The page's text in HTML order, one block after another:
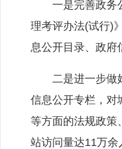
一是完善政务公
理考评办法(试行)
息公开目录、政府
二是进一步做好
信息公开专栏，对
等方面的法规政策
站访问量达11万